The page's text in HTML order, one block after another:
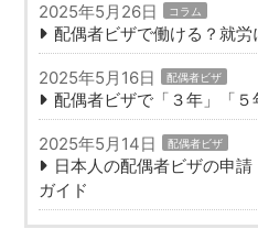
2025年5月26日 コラム
配偶者ビザで働ける？就
2025年5月16日 配偶者ビザ
配偶者ビザで「３年」「
2025年5月14日 配偶者ビザ
日本人の配偶者ビザの申
ガイド